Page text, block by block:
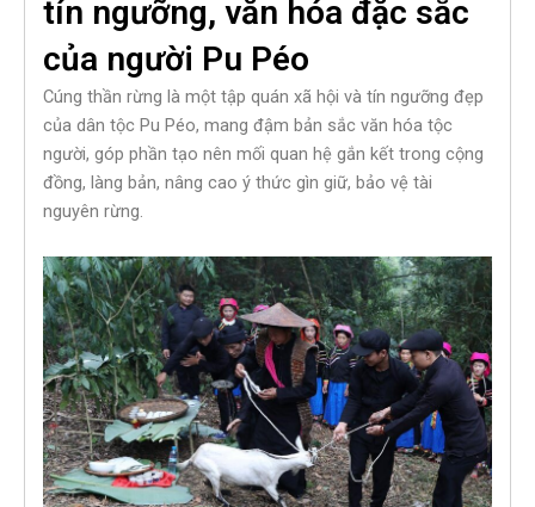
tín ngưỡng, văn hóa đặc sắc
của người Pu Péo
Cúng thần rừng là một tập quán xã hội và tín ngưỡng đẹp
của dân tộc Pu Péo, mang đậm bản sắc văn hóa tộc
người, góp phần tạo nên mối quan hệ gắn kết trong cộng
đồng, làng bản, nâng cao ý thức gìn giữ, bảo vệ tài
nguyên rừng.